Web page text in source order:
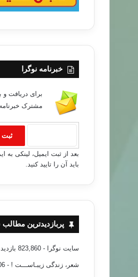
دانشگاه‌ها؛ بزرگ‌ترين چا
خبرنامه نوگرا
برای دریافت
مشترک
بعد از ثبت ایمیل، لینکی
باید آن را تایید کنید.
پربازدیدترین
سایت نوگرا - 823,860 بازدید
شعر، زندگی زیبـاســـت ! - 485,306 بازدید